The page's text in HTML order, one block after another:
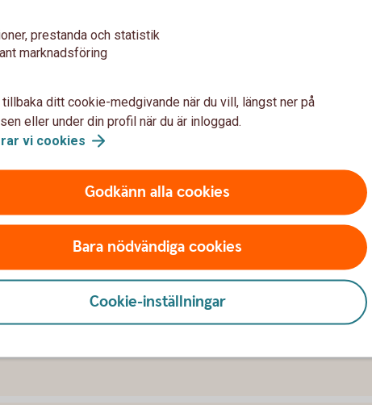
prestanda och statistik
marknadsföring
tillbaka ditt cookie-medgivande när du vill, längst ner på
eller under din profil när du är inloggad.
vi cookies
Godkänn alla cookies
Bara nödvändiga cookies
Cookie-inställningar